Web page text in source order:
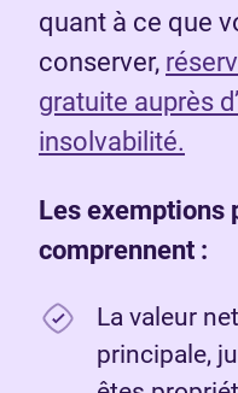
quant à ce que
conserver,
gratuite auprès
insolvabilité.
Les exemptions
comprennent :
La valeur
principale,